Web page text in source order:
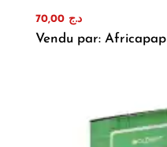
د.ج 70,00
Vendu par: Africapap